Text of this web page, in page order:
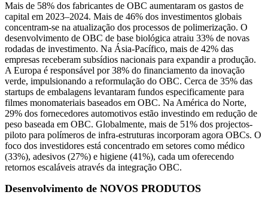
Mais de 58% dos fabricantes de OBC aumentaram os gastos de
capital em 2023–2024. Mais de 46% dos investimentos globais
concentram-se na atualização dos processos de polimerização. O
desenvolvimento de OBC de base biológica atraiu 33% de novas
rodadas de investimento. Na Ásia-Pacífico, mais de 42% das
empresas receberam subsídios nacionais para expandir a produção.
A Europa é responsável por 38% do financiamento da inovação
verde, impulsionando a reformulação do OBC. Cerca de 35% das
startups de embalagens levantaram fundos especificamente para
filmes monomateriais baseados em OBC. Na América do Norte,
29% dos fornecedores automotivos estão investindo em redução de
peso baseada em OBC. Globalmente, mais de 51% dos projectos-
piloto para polímeros de infra-estruturas incorporam agora OBCs. O
foco dos investidores está concentrado em setores como médico
(33%), adesivos (27%) e higiene (41%), cada um oferecendo
retornos escaláveis ​​através da integração OBC.
Desenvolvimento de NOVOS PRODUTOS